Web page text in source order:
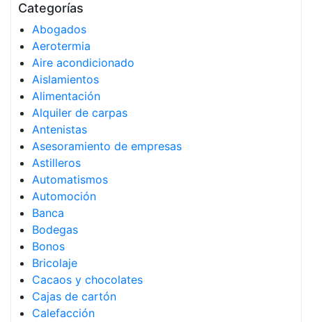
Categorías
Abogados
Aerotermia
Aire acondicionado
Aislamientos
Alimentación
Alquiler de carpas
Antenistas
Asesoramiento de empresas
Astilleros
Automatismos
Automoción
Banca
Bodegas
Bonos
Bricolaje
Cacaos y chocolates
Cajas de cartón
Calefacción